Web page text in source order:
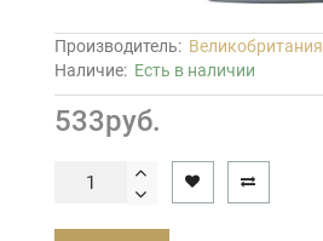
Производитель: Великобритания
Наличие: Есть в наличии
533руб.